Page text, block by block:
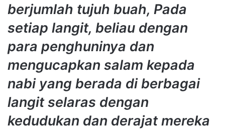
berjumlah tujuh buah, Pada
setiap langit, beliau dengan
para penghuninya dan
mengucapkan salam kepada
nabi yang berada di berbagai
langit selaras dengan
kedudukan dan derajat mereka